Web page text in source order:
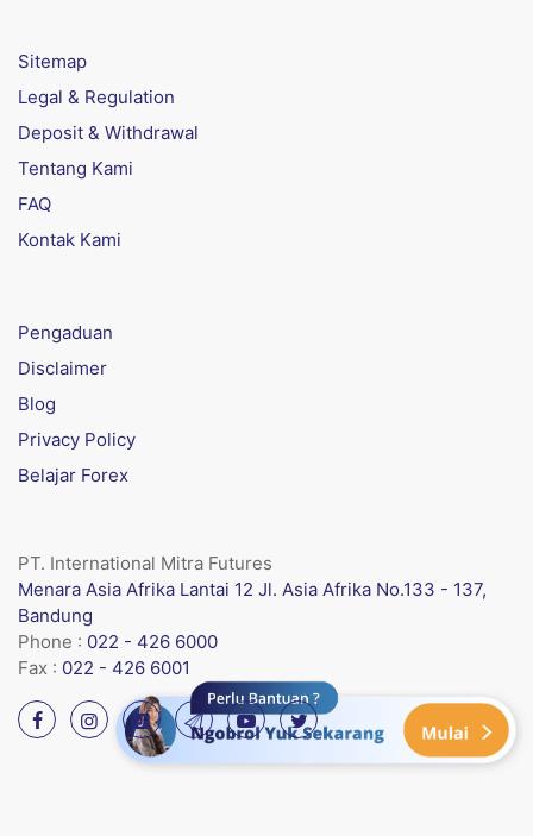
Sitemap
Legal & Regulation
Deposit & Withdrawal
Tentang Kami
FAQ
Kontak Kami
Pengaduan
Disclaimer
Blog
Privacy Policy
Belajar Forex
PT. International Mitra Futures
Menara Asia Afrika Lantai 12 Jl. Asia Afrika No.133 - 137,
Bandung
Phone : 022 - 426 6000
Fax : 022 - 426 6001